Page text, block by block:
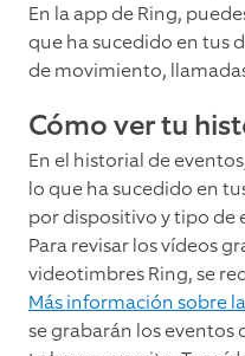
En la app de Ring,
que ha sucedido en tus
de movimiento,
Cómo ver tu
En el historial de
lo que ha sucedido en
por dispositivo y tipo de
Para revisar los vídeos
videotimbres Ring, se
Más información sobre
se grabarán los eventos